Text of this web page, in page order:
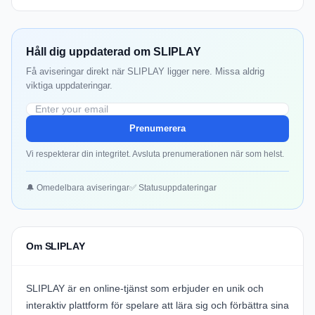
Håll dig uppdaterad om SLIPLAY
Få aviseringar direkt när SLIPLAY ligger nere. Missa aldrig
viktiga uppdateringar.
Prenumerera
Vi respekterar din integritet. Avsluta prenumerationen när som helst.
🔔 Omedelbara aviseringar✅ Statusuppdateringar
Om SLIPLAY
SLIPLAY är en online-tjänst som erbjuder en unik och
interaktiv plattform för spelare att lära sig och förbättra sina